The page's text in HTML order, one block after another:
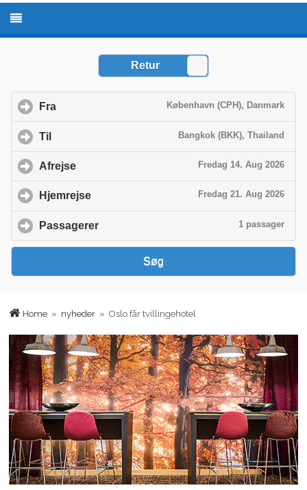
Home » nyheder » Oslo får tvillingehotel